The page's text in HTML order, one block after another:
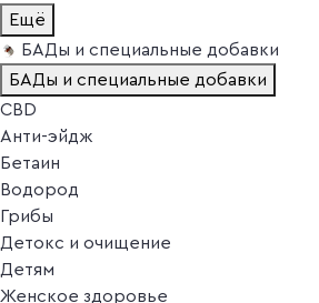
Ещё
БАДы и специальные добавки
БАДы и специальные добавки
CBD
Анти-эйдж
Бетаин
Водород
Грибы
Детокс и очищение
Детям
Женское здоровье